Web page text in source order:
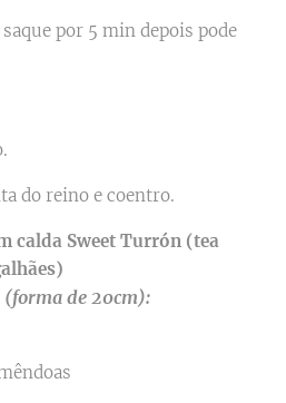
por 5 min depois pode
do reino e coentro.
calda Sweet Turrón (tea
(forma de 20cm):